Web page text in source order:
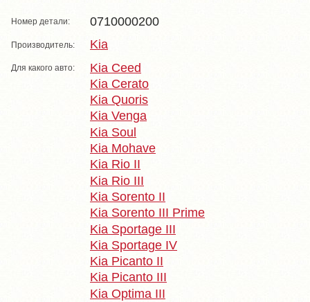
Номер детали: 0710000200
Производитель: Kia
Для какого авто:
Kia Ceed
Kia Cerato
Kia Quoris
Kia Venga
Kia Soul
Kia Mohave
Kia Rio II
Kia Rio III
Kia Sorento II
Kia Sorento III Prime
Kia Sportage III
Kia Sportage IV
Kia Picanto II
Kia Picanto III
Kia Optima III